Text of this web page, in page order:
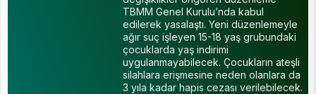
TBMM Genel Kurulu’nda kabul
edilerek yasalaştı. Yeni düzenlemeyle
ağır suç işleyen 15-18 yaş grubundaki
çocuklarda yaş indirimi
uygulanmayabilecek. Çocukların ateşli
silahlara erişmesine neden olanlara da
3 yıla kadar hapis cezası verilebilecek.